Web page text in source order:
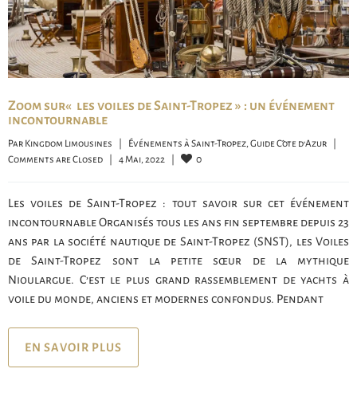
Zoom sur « les voiles de Saint-Tropez » : un événement
incontournable
Par Kingdom Limousines Événements à Saint-Tropez, Guide Côte d'Azur
Comments are Closed
4 Mai, 2022 0
Les voiles de Saint-Tropez : tout savoir sur cet événement
incontournable Organisés tous les ans fin septembre depuis 23
ans par la société nautique de Saint-Tropez (SNST), les Voiles
de Saint-Tropez sont la petite sœur de la mythique
Nioulargue. C’est le plus grand rassemblement de yachts à
voile du monde, anciens et modernes confondus. Pendant
EN SAVOIR PLUS